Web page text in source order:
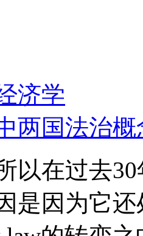
济学
国法治概
以在过去
是因为它